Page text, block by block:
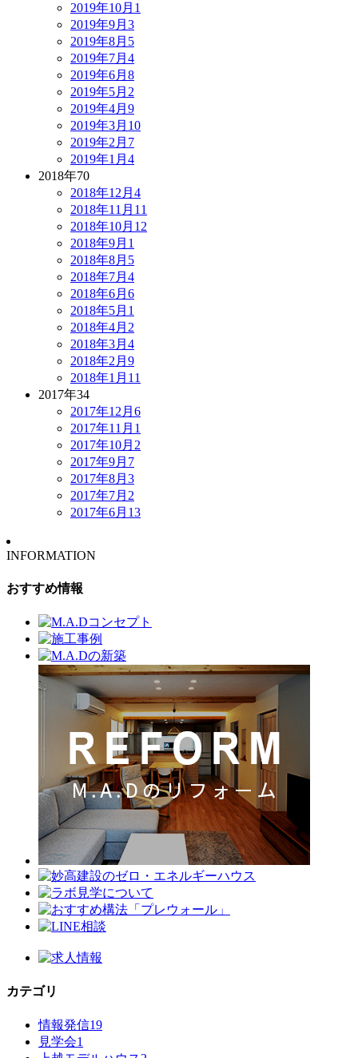
2019年10月 1
2019年9月 3
2019年8月 5
2019年7月 4
2019年6月 8
2019年5月 2
2019年4月 9
2019年3月 10
2019年2月 7
2019年1月 4
2018年70
2018年12月 4
2018年11月 11
2018年10月 12
2018年9月 1
2018年8月 5
2018年7月 4
2018年6月 6
2018年5月 1
2018年4月 2
2018年3月 4
2018年2月 9
2018年1月 11
2017年34
2017年12月 6
2017年11月 1
2017年10月 2
2017年9月 7
2017年8月 3
2017年7月 2
2017年6月 13
INFORMATION
おすすめ情報
カテゴリ
情報発信19
見学会1